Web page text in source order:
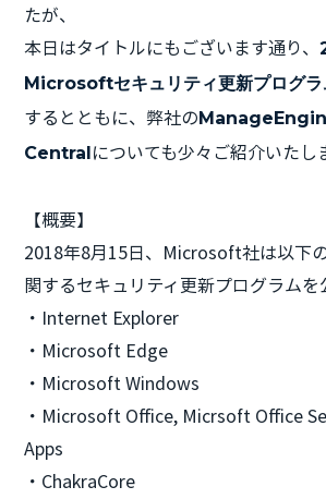
たが、
本日はタイトルにもございます通り、
Microsoftセキュリティ更新プログラ
するとともに、弊社の
Centralについても少々ご紹介いたし
【概要】
2018年8月15日、Microsoft社は以下
関するセキュリティ更新プログラムを
・Internet Explorer
・Microsoft Edge
・Microsoft Windows
・Microsoft Office, Micrsoft Office
Apps
・ChakraCore